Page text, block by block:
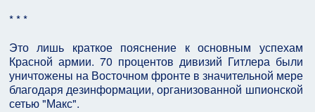
* * *
Это лишь краткое пояснение к основным успехам
Красной армии. 70 процентов дивизий Гитлера были
уничтожены на Восточном фронте в значительной мере
благодаря дезинформации, организованной шпионской
сетью "Макс".